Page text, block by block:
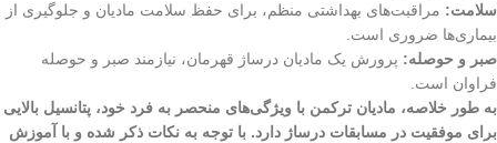
سلامت: مراقبت‌های بهداشتی منظم، برای حفظ سلامت مادیان و جلوگیری از
بیماری‌ها ضروری است.
صبر و حوصله: پرورش یک مادیان درساژ قهرمان، نیازمند صبر و حوصله
فراوان است.
به طور خلاصه، مادیان ترکمن با ویژگی‌های منحصر به فرد خود، پتانسیل بالایی
برای موفقیت در مسابقات درساژ دارد. با توجه به نکات ذکر شده و با آموزش